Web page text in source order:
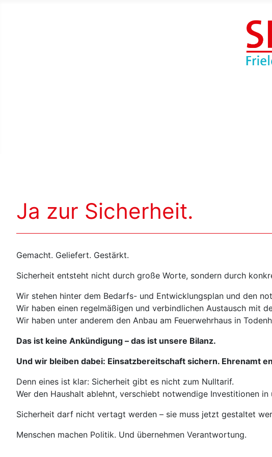
Ja zur Sicherheit.
Gemacht. Geliefert. Gestärkt.
Sicherheit entsteht nicht durch große Worte, sondern durch
Wir stehen hinter dem Bedarfs- und Entwicklungsplan und den
Wir haben einen regelmäßigen und verbindlichen Austausch mit
Wir haben unter anderem den Anbau am Feuerwehrhaus in
Das ist keine Ankündigung – das ist unsere Bilanz.
Und wir bleiben dabei: Einsatzbereitschaft sichern. Ehrenamt
Denn eines ist klar: Sicherheit gibt es nicht zum Nulltarif.
Wer den Haushalt ablehnt, verschiebt notwendige Investitionen in
Sicherheit darf nicht vertagt werden – sie muss jetzt gestaltet
Menschen machen Politik. Und übernehmen Verantwortung.